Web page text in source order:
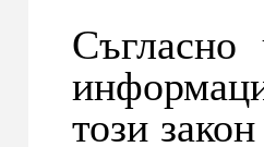
този